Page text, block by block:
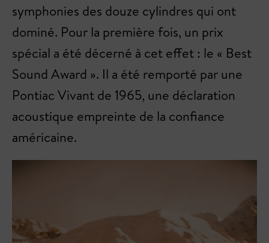
symphonies des douze cylindres qui ont
dominé. Pour la première fois, un prix
spécial a été décerné à cet effet : le « Best
Sound Award ». Il a été remporté par une
Pontiac Vivant de 1965, une déclaration
acoustique empreinte de la confiance
américaine.